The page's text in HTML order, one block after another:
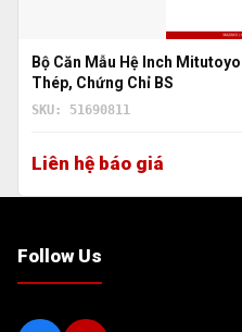
Bộ Căn Mẫu Hệ Inch
Thép, Chứng Chỉ BS
SKU: 51690811
Liên hệ báo giá
Follow Us